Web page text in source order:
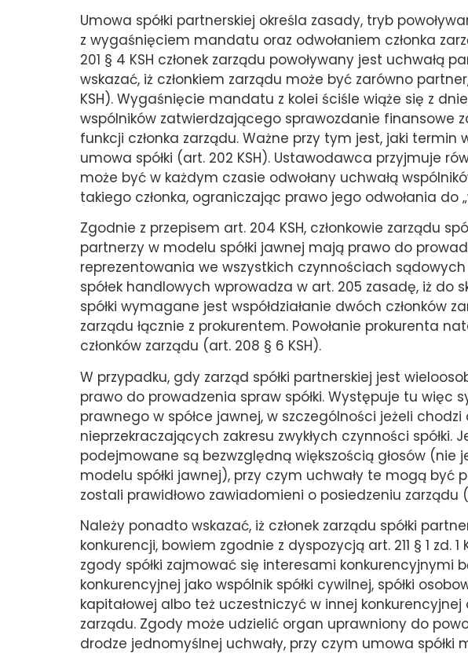
Umowa spółki partnerskiej określa zasady, tryb
z wygaśnięciem mandatu oraz odwołaniem członka
201 § 4 KSH członek zarządu powoływany jest uchwałą
wskazać, iż członkiem zarządu może być zarówno
KSH). Wygaśnięcie mandatu z kolei ściśle wiąże się z
wspólników zatwierdzającego sprawozdanie finansowe
funkcji członka zarządu. Ważne przy tym jest, jaki
umowa spółki (art. 202 KSH). Ustawodawca przyjmuje
może być w każdym czasie odwołany uchwałą
takiego członka, ograniczając prawo jego odwołania do
Zgodnie z przepisem art. 204 KSH, członkowie zarządu
partnerzy w modelu spółki jawnej mają prawo do
reprezentowania we wszystkich czynnościach sądowych
spółek handlowych wprowadza w art. 205 zasadę, iż do
spółki wymagane jest współdziałanie dwóch członków
zarządu łącznie z prokurentem. Powołanie prokurenta
członków zarządu (art. 208 § 6 KSH).
W przypadku, gdy zarząd spółki partnerskiej jest
prawo do prowadzenia spraw spółki. Występuje tu więc
prawnego w spółce jawnej, w szczególności jeżeli chodzi
nieprzekraczających zakresu zwykłych czynności spółki.
podejmowane są bezwzględną większością głosów (nie
modelu spółki jawnej), przy czym uchwały te mogą być
zostali prawidłowo zawiadomieni o posiedzeniu zarządu
Należy ponadto wskazać, iż członek zarządu spółki
konkurencji, bowiem zgodnie z dyspozycją art. 211 § 1 zd. 1
zgody spółki zajmować się interesami konkurencyjnymi
konkurencyjnej jako wspólnik spółki cywilnej, spółki
kapitałowej albo też uczestniczyć w innej konkurencyjnej
zarządu. Zgody może udzielić organ uprawniony do
drodze jednomyślnej uchwały, przy czym umowa spółki